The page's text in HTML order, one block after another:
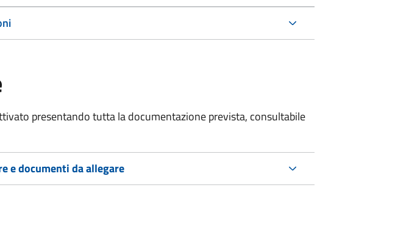
presentando tutta la documentazione prevista, consultabile
e documenti da allegare